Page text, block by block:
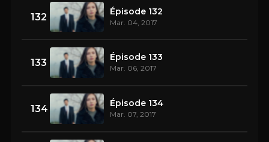
132 Épisode 132
Mar. 04, 2017
133 Épisode 133
Mar. 06, 2017
134 Épisode 134
Mar. 07, 2017